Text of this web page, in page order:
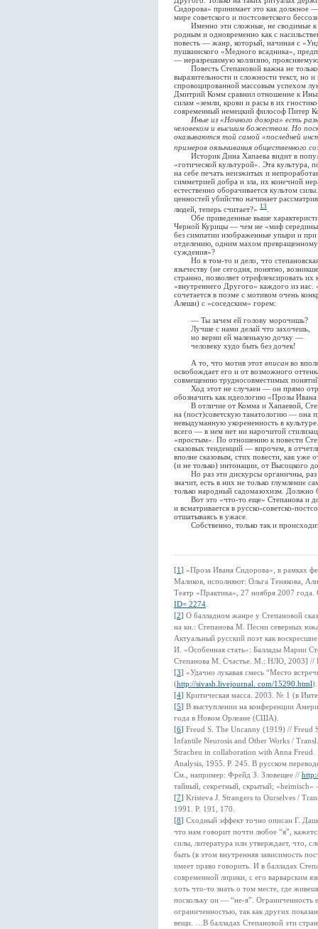
Сидорова» принимает это как должное
мире советского и постсоветского
Именно эти сложные, не сводимые к
родным и одновременно как с
повесть — жанр, который, начиная с
пушкинского «Медного всадника»,
— неразрешимую коллизию,
Повесть Степановой важна не только
выразительности и сложности текст, но
спровоцированной массовым успехом
Дмитрий Комм сравнил отношение к
силам «земли, крови и расы в их
современный немецкий философ Питер
Иные из «Ночного дозора» есть
человеком и высшим божеством. Но
оказываются той самой «последней
примеров оязычивания общественного
Историк Дина Хапаева видит в
«готической культурой». Эта культура,
на себе печать неизжитых и
симметрией добра и зла, их конечной
естественно оборачивается культом
ценностей убийство начинает
людей, теперь считает?» 13
Обе приведенные выше
Черной Курицы — чем не «миф
без симпатии изображенные упыри и
отделению, одним махом
суждения»?
Но в том-то и дело, что степановская
язычеству (не сегодня, понятно,
странно, позволяет отрефлексировать
«внутреннего Другого» каждого из нас.
сочетается в поэме с мотивом очень
Алеши) с «соседским» горем:
— Ты зачем ей голову морочишь?
Лучше с нами делай что захочешь,
но верни ей маленькую дочку —
человеку худо быть без дочек!
А то, что мотив этот вписан во
освобождает его и от возможного
совмещению трудносовместимых
Ход этот не случаен — он прямо
обозначить как идеологию «Прозы
В отличие от Комма и Хапаевой,
на (пост)советскую танатологию — она
невыдуманную укорененность в
всего — в нем нет ни нарочитой
«простым». По отношению к повести
сказовых тенденций — впрочем, в
вполне сказовым, стих повести, как уже
(и не только) интонации, от Высоцкого
Но раз эти дискурсы органичны, раз
значит, есть в них не только глумление
только народный садомазохизм. Должно
Вот это «что-то еще» Степанова и
и всматривается в русско-советско-
отшатываясь в ужасе.
Собственно, только так и
[1] «Проза Ивана Сидорова», в рамках
Маликов, исполняют: Ольга Тенякова,
Театр «Практика», 27 ноября 2007
ID= 2274
[2] О балладном жанре у Степановой
на кн.: Степанова М. Песни северных
Актуальный русский поэт как
И. «Особенная стать»: Баллады Марии
Степанова М. Счастье. М.: НЛО, 2003] //
[3] «Удачно лукавая смесь “Место
(http://sivash.livejournal. com/15290.html).
[4] Критическая масса. 2003. № 1 (в
[5] В выступлении на конференции
года в Новом Орлеане (США).
[6] Freud S. The Uncanny (1919) //
Infantile Neurosis and Other Works /
Stracheu in collaboration with Anna
Analysis, 1955. P. 245. В русском
См., например: Фрейд З. Зловещее //
тайный, секретный, скрытый;
[7] Kristeva J. Strangers to Ourselves /
1991. P. 191, 170.
[8] Сходный эффект точно описан Г.
что нам говорит почти любое “я”,
силы, литература или утверждает, что,
быть (в этом внутренняя зависимость
имеет право говорить. И в балладах
современной лирики, с его варварским
хоть что-то знать о том месте, где
поскольку он — “не-я”. Ограниченность
ограниченностью, так как других
вещи. …В балладах Степановой эти